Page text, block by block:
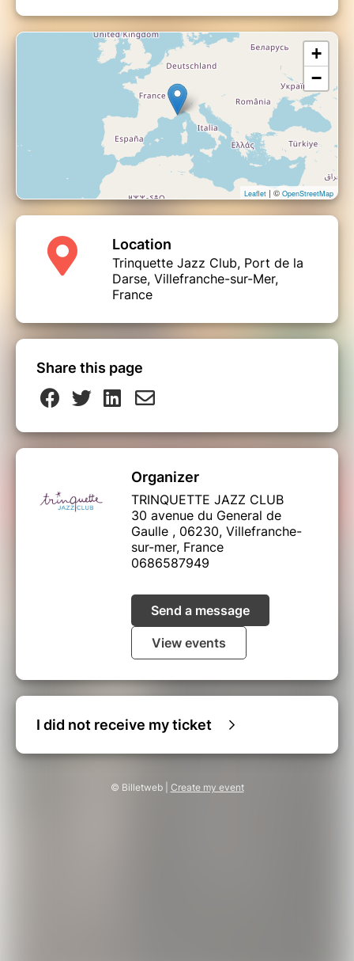
+
−
Leaflet | © OpenStreetMap
Location
Trinquette Jazz Club, Port de la
Darse, Villefranche-sur-Mer,
France
Share this page
Organizer
TRINQUETTE JAZZ CLUB
30 avenue du General de
Gaulle , 06230, Villefranche-
sur-mer, France
0686587949
Send a message
View events
I did not receive my ticket
© Billetweb | Create my event